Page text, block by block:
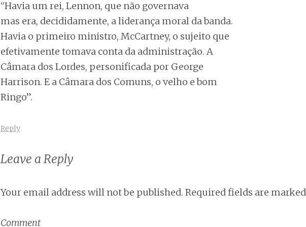
“Havia um rei, Lennon, que não governava
mas era, decididamente, a liderança moral da banda.
Havia o primeiro ministro, McCartney, o sujeito que
efetivamente tomava conta da administração. A
Câmara dos Lordes, personificada por George
Harrison. E a Câmara dos Comuns, o velho e bom
Ringo”.
Reply
Leave a Reply
Your email address will not be published. Required fields are
Comment